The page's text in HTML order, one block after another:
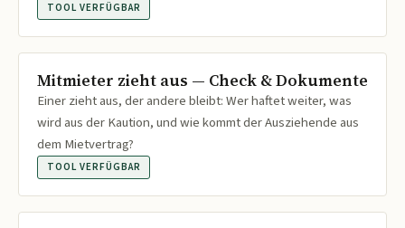
TOOL VERFÜGBAR
Mitmieter zieht aus — Check & Dokumente
Einer zieht aus, der andere bleibt: Wer haftet weiter, was
wird aus der Kaution, und wie kommt der Ausziehende aus
dem Mietvertrag?
TOOL VERFÜGBAR